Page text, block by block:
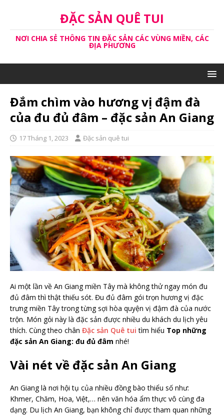
ĐẶC SẢN QUÊ TUI
NƠI CHIA SẺ THÔNG TIN ĐẶC SẢN CÁC VÙNG MIỀN, CÁC
ĐỊA PHƯƠNG
Đắm chìm vào hương vị đậm đà
của đu đủ đâm – đặc sản An Giang
17 Tháng 1, 2023 Đặc sản quê tui
Ai một lần về An Giang miền Tây mà không thử ngay món đu
đủ đâm thì thật thiếu sót. Đu đủ đâm gói trọn hương vị đặc
trưng miền Tây trong từng sợi hòa quyện vị đậm đà của nước
trộn. Món gỏi này là đặc sản được nhiều du khách du lịch yêu
thích. Cùng theo chân Đặc sản Quê tui tìm hiểu Top những
đặc sản An Giang: đu đủ đâm nhé!
Vài nét về đặc sản An Giang
An Giang là nơi hội tụ của nhiều đồng bào thiểu số như:
Khmer, Chăm, Hoa, Việt,… nên văn hóa ẩm thực vô cùng đa
dạng. Du lịch An Giang, bạn không chỉ được tham quan những